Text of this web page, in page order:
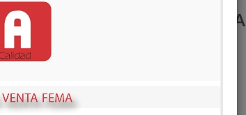
1.65 MM -LARGO 15 MT FEMA